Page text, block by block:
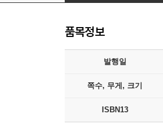
품목정보
발행일
쪽수, 무게, 크기
ISBN13